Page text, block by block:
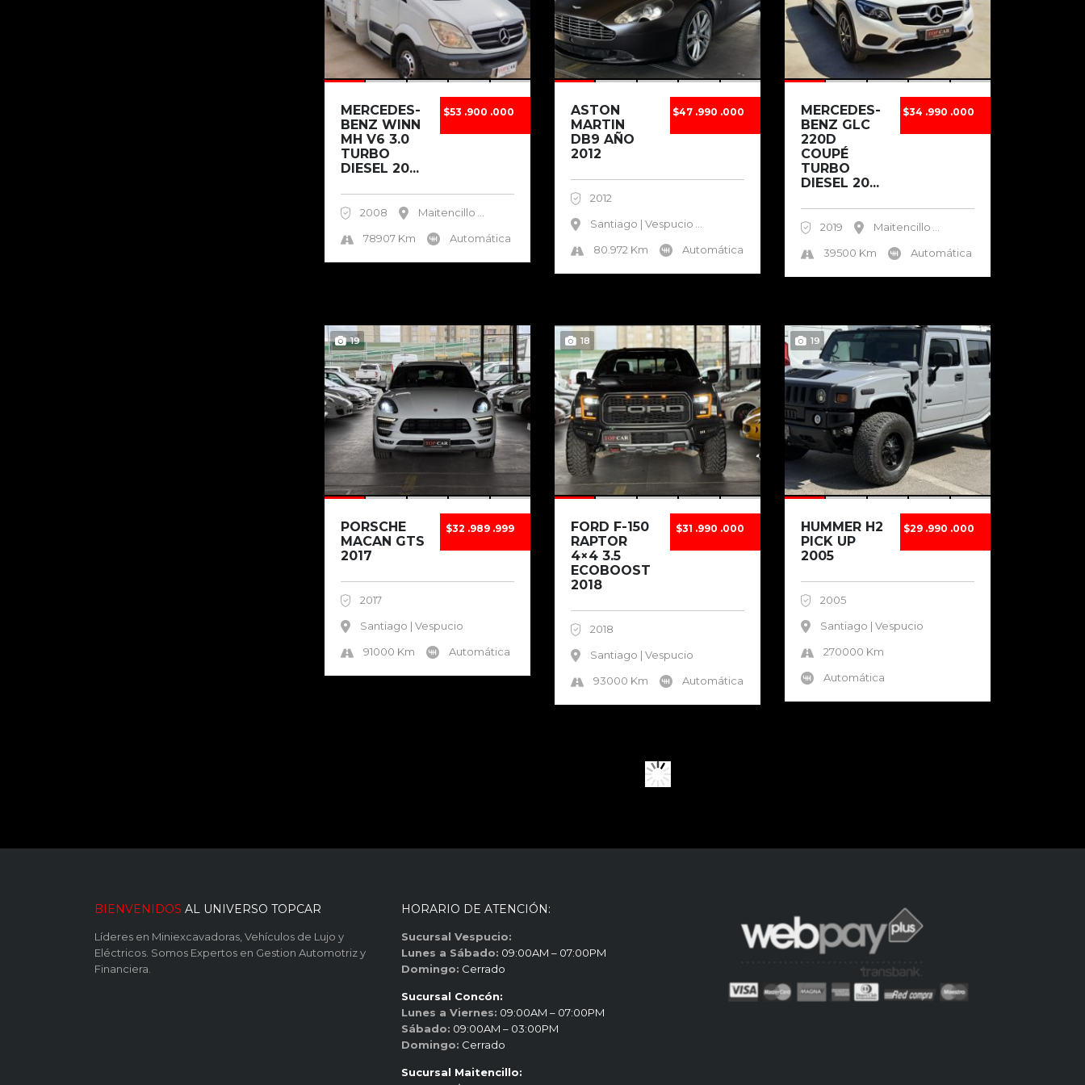
$53 .900 .000
MERCEDES-
BENZ WINN
MH V6 3.0
TURBO
DIESEL 20...
2008 Maitencillo
78907 Km
Automática
$47 .990 .000
ASTON
MARTIN
DB9 AÑO
2012
2012
Santiago | Vespucio
80.972 Km
Automática
$34 .990 .000
MERCEDES-
BENZ GLC
220D
COUPÉ
TURBO
DIESEL 20...
2019 Maitencillo
39500 Km
Automática
19
$32 .989 .999
PORSCHE
MACAN GTS
2017
2017
Santiago | Vespucio
91000 Km
Automática
18
$31 .990 .000
FORD F-150
RAPTOR
4×4 3.5
ECOBOOST
2018
2018
Santiago | Vespucio
93000 Km
Automática
19
$29 .990 .000
HUMMER H2
PICK UP
2005
2005
Santiago | Vespucio
270000 Km
Automática
BIENVENIDOS AL UNIVERSO TOPCAR
Líderes en Miniexcavadoras, Vehículos de Lujo y
Eléctricos. Somos Expertos en Gestion Automotriz y
Financiera.
HORARIO DE ATENCIÓN:
Sucursal Vespucio:
Lunes a Sábado: 09:00AM – 07:00PM
Domingo: Cerrado
Sucursal Concón:
Lunes a Viernes: 09:00AM – 07:00PM
Sábado: 09:00AM – 03:00PM
Domingo: Cerrado
Sucursal Maitencillo: